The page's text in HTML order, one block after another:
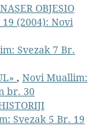
OBJESIO
(2004): Novi
Svezak 7 Br.
, Novi Muallim:
br. 30
Svezak 5 Br. 19